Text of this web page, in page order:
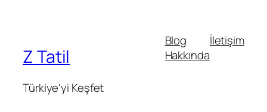
Z Tatil
Türkiye'yi Keşfet
Blog
Hakkında
İletişim